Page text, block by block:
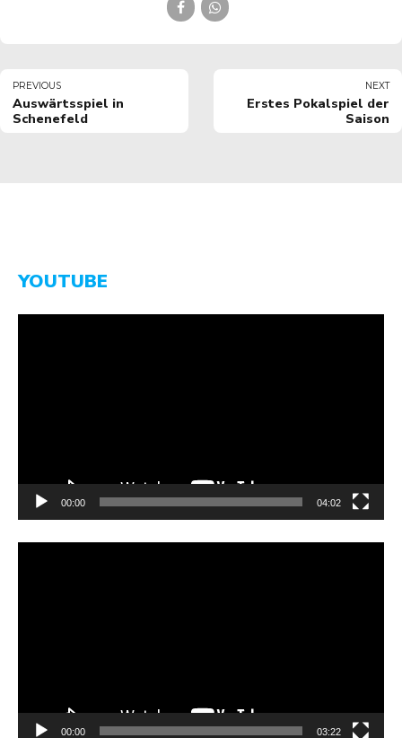
PREVIOUS
Auswärtsspiel in
Schenefeld
NEXT
Erstes Pokalspiel der
Saison
YOUTUBE
00:00 04:02
00:00 03:22